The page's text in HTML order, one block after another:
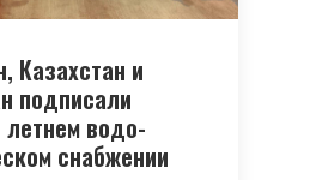
Казахстан и
подписали
летнем водо-
снабжении